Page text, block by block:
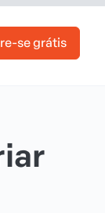
se grátis